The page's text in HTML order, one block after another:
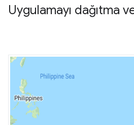
Uygulamayı dağıtma